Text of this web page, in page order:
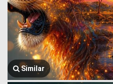
Similar